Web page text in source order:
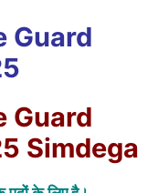
Guard
Guard
Simdega